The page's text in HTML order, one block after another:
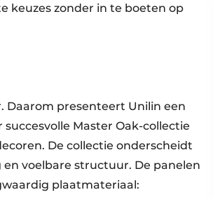
keuzes zonder in te boeten op
Daarom presenteert Unilin een
Master Oak-collectie
De collectie onderscheidt
voelbare structuur. De panelen
plaatmateriaal: